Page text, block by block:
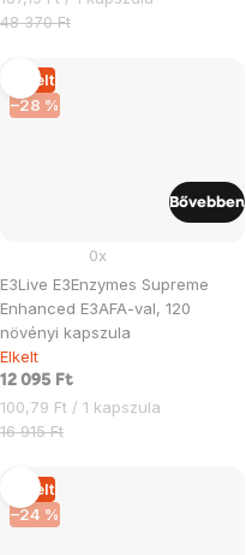
48 370 Ft
Elkelt
–28 %
E3Live E3Enzymes Supreme
Enhanced E3AFA-val, 120
növényi kapszula
0x
Elkelt
12 095 Ft
Egységár:
100,79 Ft / 1 kapszula
16 915 Ft
Bővebben
Elkelt
–24 %